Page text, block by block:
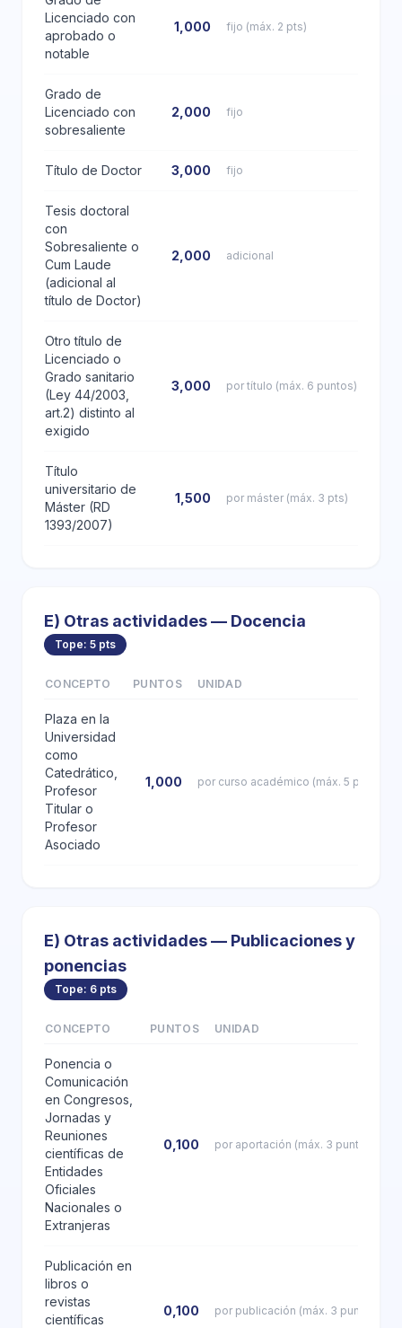
Licenciado con
aprobado o
notable
1,000 fijo (máx. 2 pts)
Grado de
Licenciado con
sobresaliente
2,000 fijo
Título de Doctor 3,000 fijo
Tesis doctoral
con
Sobresaliente o
Cum Laude
(adicional al
título de Doctor)
2,000 adicional
Otro título de
Licenciado o
Grado sanitario
(Ley 44/2003,
art.2) distinto al
exigido
3,000 por título (máx. 6 puntos)
Título
universitario de
Máster (RD
1393/2007)
1,500 por máster (máx. 3 pts)
E) Otras actividades — Docencia
Tope: 5 pts
CONCEPTO PUNTOS UNIDAD
Plaza en la
Universidad
como
Catedrático,
Profesor
Titular o
Profesor
Asociado
1,000 por curso académico (máx. 5 pts)
E) Otras actividades — Publicaciones y
ponencias
Tope: 6 pts
CONCEPTO PUNTOS UNIDAD
Ponencia o
Comunicación
en Congresos,
Jornadas y
Reuniones
científicas de
Entidades
Oficiales
Nacionales o
Extranjeras
0,100 por aportación (máx. 3 puntos)
Publicación en
libros o
revistas
científicas
0,100 por publicación (máx. 3 puntos)